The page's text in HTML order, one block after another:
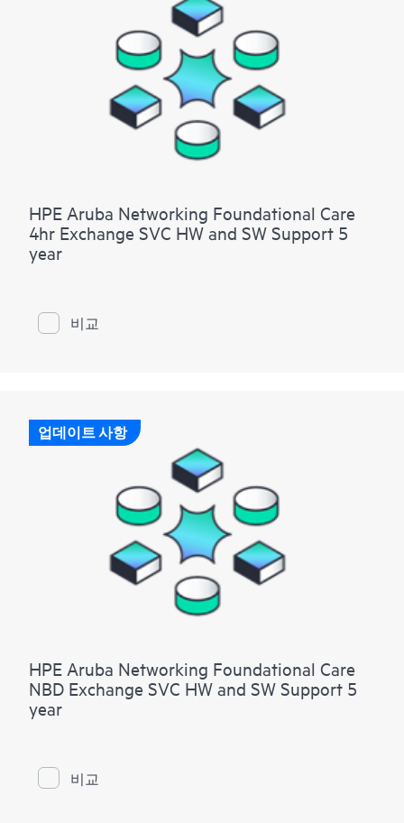
HPE Aruba Networking Foundational Care
4hr Exchange SVC HW and SW Support 5
year
비교
업데이트 사항
HPE Aruba Networking Foundational Care
NBD Exchange SVC HW and SW Support 5
year
비교